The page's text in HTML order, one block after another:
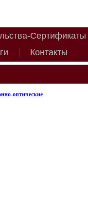
Сертификаты
Контакты
оптические